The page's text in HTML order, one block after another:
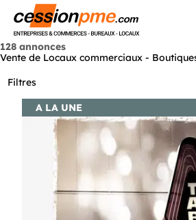
128 annonces
Vente de Locaux commerciaux -
Filtres
A LA UNE